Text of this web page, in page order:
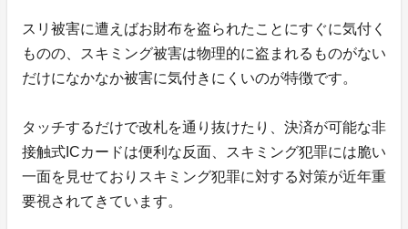
スリ被害に遭えばお財布を盗られたことにすぐに気付く
ものの、スキミング被害は物理的に盗まれるものがない
だけになかなか被害に気付きにくいのが特徴です。
タッチするだけで改札を通り抜けたり、決済が可能な非
接触式ICカードは便利な反面、スキミング犯罪には脆い
一面を見せておりスキミング犯罪に対する対策が近年重
要視されてきています。